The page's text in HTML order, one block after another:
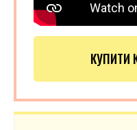
КУПИТИ